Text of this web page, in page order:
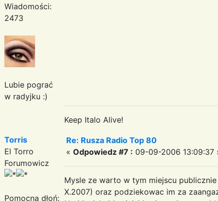
Wiadomości:
2473
Lubie pograć
w radyjku :)
Keep Italo Alive!
Torris
El Torro
Forumowicz
Pomocna dłoń:
Re: Rusza Radio Top 80
« Odpowiedz #7 : 09-09-2006 13:09:37
Mysle ze warto w tym miejscu
X.2007) oraz podziekowac im za